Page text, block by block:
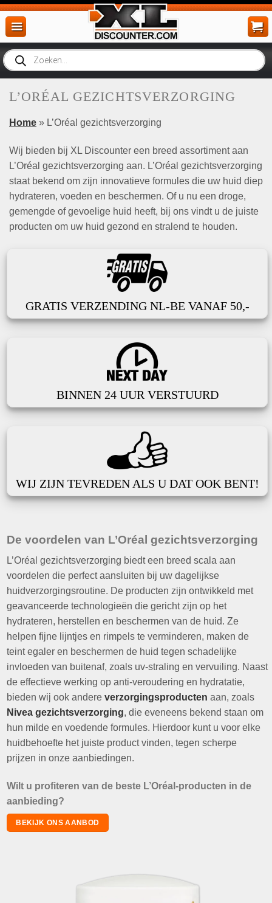
Ga
naar
inhoud
Producten
zoeken
L’ORÉAL GEZICHTSVERZORGING
Home » L’Oréal gezichtsverzorging
Wij bieden bij XL Discounter een breed assortiment aan
L’Oréal gezichtsverzorging aan. L’Oréal gezichtsverzorging
staat bekend om zijn innovatieve formules die uw huid diep
hydrateren, voeden en beschermen. Of u nu een droge,
gemengde of gevoelige huid heeft, bij ons vindt u de juiste
producten om uw huid gezond en stralend te houden.
GRATIS VERZENDING NL-BE VANAF 50,-
BINNEN 24 UUR VERSTUURD
WIJ ZIJN TEVREDEN ALS U DAT OOK BENT!
De voordelen van L’Oréal gezichtsverzorging
L’Oréal gezichtsverzorging biedt een breed scala aan
voordelen die perfect aansluiten bij uw dagelijkse
huidverzorgingsroutine. De producten zijn ontwikkeld met
geavanceerde technologieën die gericht zijn op het
hydrateren, herstellen en beschermen van de huid. Ze
helpen fijne lijntjes en rimpels te verminderen, maken de
teint egaler en beschermen de huid tegen schadelijke
invloeden van buitenaf, zoals uv-straling en vervuiling. Naast
de effectieve werking op anti-veroudering en hydratatie,
bieden wij ook andere verzorgingsproducten aan, zoals
Nivea gezichtsverzorging, die eveneens bekend staan om
hun milde en voedende formules. Hierdoor kunt u voor elke
huidbehoefte het juiste product vinden, tegen scherpe
prijzen in onze aanbiedingen.
Wilt u profiteren van de beste L’Oréal-producten in de
aanbieding?
BEKIJK ONS AANBOD